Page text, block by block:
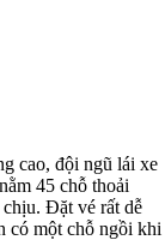
cao, đội ngũ lái xe
45 chỗ thoải
chịu. Đặt vé rất dễ
có một chỗ ngồi khi